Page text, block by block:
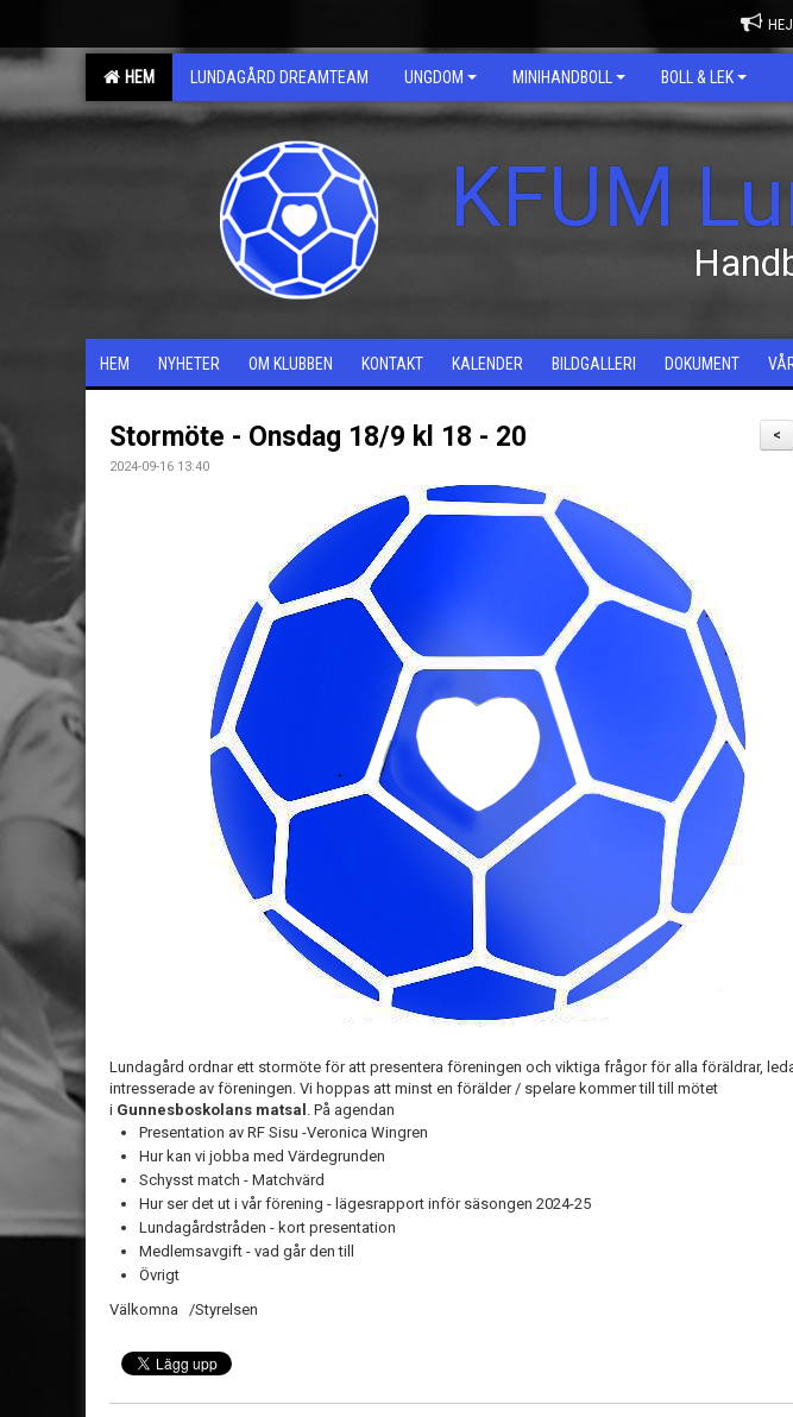
HEM LUNDAGÅRD DREAMTEAM UNGDOM MINIHANDBOLL BOLL & LEK
KFUM
HEM NYHETER OM KLUBBEN KONTAKT KALENDER BILDGALLERI DOKUMENT
<
Stormöte - Onsdag 18/9 kl 18 - 20
2024-09-16 13:40
Lundagård ordnar ett stormöte för att presentera föreningen och viktiga frågor för alla föräldrar,
intresserade av föreningen. Vi hoppas att minst en förälder / spelare kommer till till mötet
i Gunnesboskolans matsal . På agendan
Presentation av RF Sisu -Veronica Wingren
Hur kan vi jobba med Värdegrunden
Schysst match - Matchvärd
Hur ser det ut i vår förening - lägesrapport inför säsongen 2024-25
Lundagårdstråden - kort presentation
Medlemsavgift - vad går den till
Övrigt
Välkomna /Styrelsen